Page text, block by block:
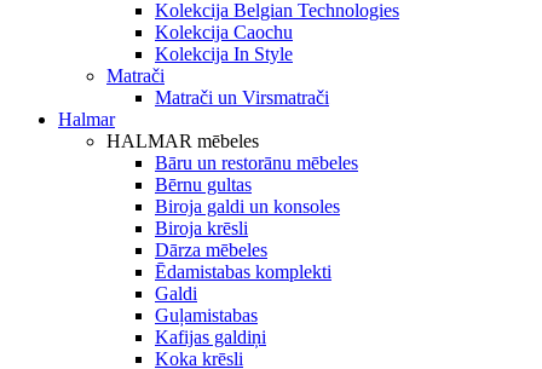
Kolekcija Belgian Technologies
Kolekcija Caochu
Kolekcija In Style
Matrači
Matrači un Virsmatrači
Halmar
HALMAR mēbeles
Bāru un restorānu mēbeles
Bērnu gultas
Biroja galdi un konsoles
Biroja krēsli
Dārza mēbeles
Ēdamistabas komplekti
Galdi
Guļamistabas
Kafijas galdiņi
Koka krēsli